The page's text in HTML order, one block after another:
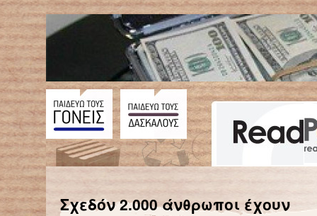
Τα σύννεφα φωτιάς όλο και πυκνώνουν!
Σχεδόν 2.000 άνθρωποι έχουν